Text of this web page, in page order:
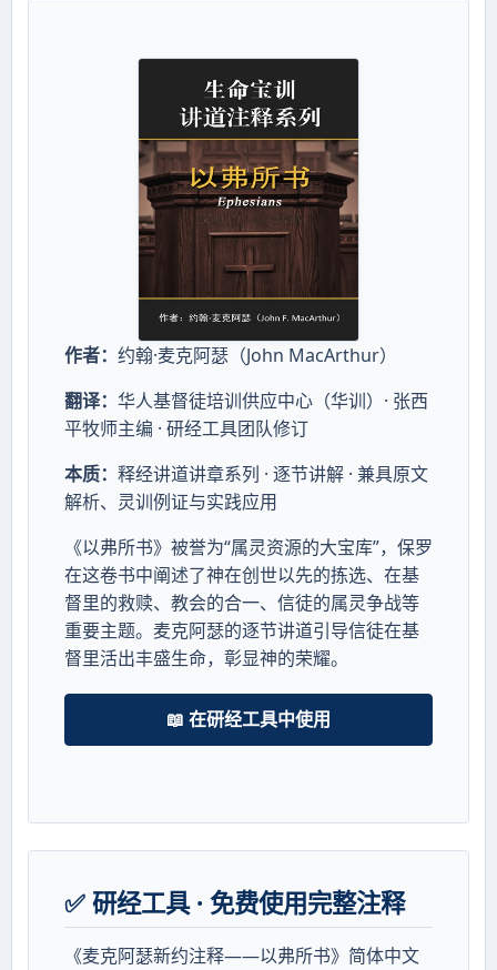
作者： 约翰·麦克阿瑟（John MacArthur）
翻译： 华人基督徒培训供应中心（华训）· 张西
平牧师主编 · 研经工具团队修订
本质： 释经讲道讲章系列 · 逐节讲解 · 兼具原文
解析、灵训例证与实践应用
《以弗所书》被誉为“属灵资源的大宝库”，保罗
在这卷书中阐述了神在创世以先的拣选、在基
督里的救赎、教会的合一、信徒的属灵争战等
重要主题。麦克阿瑟的逐节讲道引导信徒在基
督里活出丰盛生命，彰显神的荣耀。
📖 在研经工具中使用
✅ 研经工具 · 免费使用完整注释
《麦克阿瑟新约注释——以弗所书》简体中文